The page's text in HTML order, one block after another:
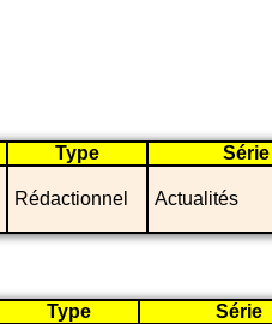
Type Série
Rédactionnel Actualités
Type
Série